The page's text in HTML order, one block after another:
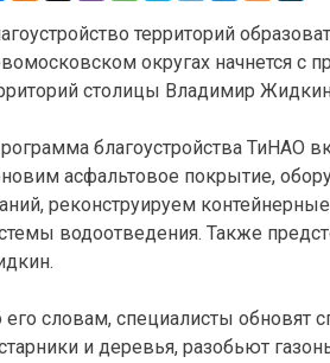
территорий
округах начнется с
столицы Владимир
благоустройства ТиНАО
асфальтовое покрытие,
реконструируем
водоотведения. Также
его словам, специалисты обновят
и деревья, разобьют